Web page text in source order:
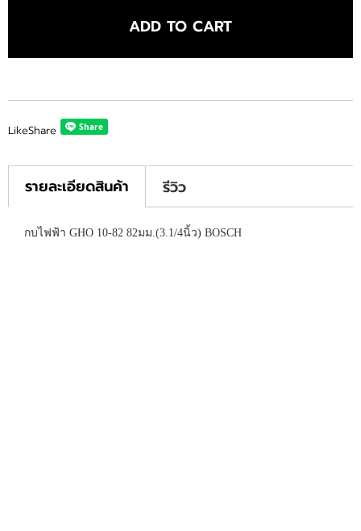
ADD TO CART
LikeShare
รายละเอียดสินค้า รีวิว
กบไฟฟ้า GHO 10-82 82มม.(3.1/4นิ้ว) BOSCH